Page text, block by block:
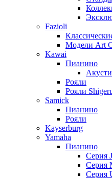
Fazioli
Модели Art
Kawai
Пианино
Рояли
Рояли
Samick
Пианино
Рояли
Kayserburg
Yamaha
Пианино
Серия
Серия
Серия